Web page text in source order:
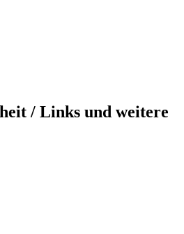
/ Links und weitere